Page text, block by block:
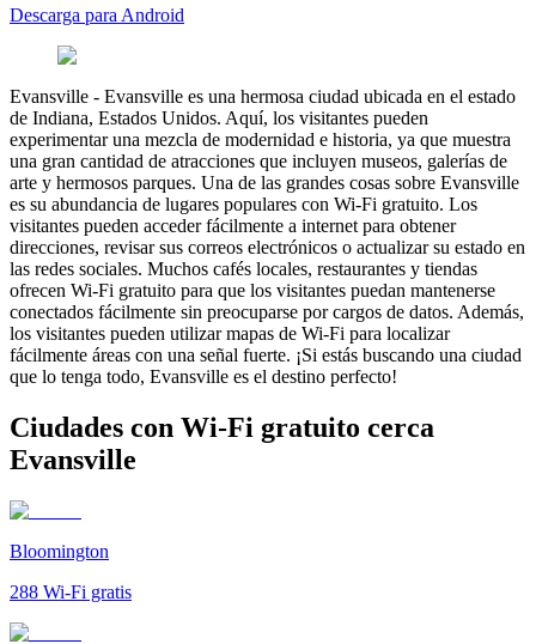
Descarga para Android
Evansville - Evansville es una hermosa ciudad ubicada en el estado
de Indiana, Estados Unidos. Aquí, los visitantes pueden
experimentar una mezcla de modernidad e historia, ya que muestra
una gran cantidad de atracciones que incluyen museos, galerías de
arte y hermosos parques. Una de las grandes cosas sobre Evansville
es su abundancia de lugares populares con Wi-Fi gratuito. Los
visitantes pueden acceder fácilmente a internet para obtener
direcciones, revisar sus correos electrónicos o actualizar su estado en
las redes sociales. Muchos cafés locales, restaurantes y tiendas
ofrecen Wi-Fi gratuito para que los visitantes puedan mantenerse
conectados fácilmente sin preocuparse por cargos de datos. Además,
los visitantes pueden utilizar mapas de Wi-Fi para localizar
fácilmente áreas con una señal fuerte. ¡Si estás buscando una ciudad
que lo tenga todo, Evansville es el destino perfecto!
Ciudades con Wi-Fi gratuito cerca
Evansville
Bloomington
288 Wi-Fi gratis